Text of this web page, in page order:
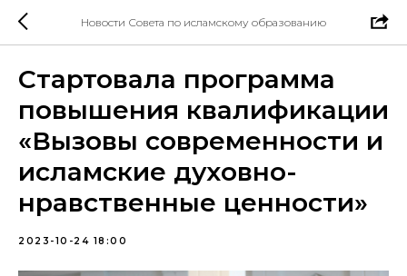
Новости Совета по исламскому образованию
Стартовала программа
повышения квалификации
«Вызовы современности и
исламские духовно-
нравственные ценности»
2023-10-24 18:00